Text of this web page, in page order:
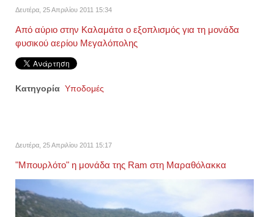
Δευτέρα, 25 Απριλίου 2011 15:34
Από αύριο στην Καλαμάτα ο εξοπλισμός για τη μονάδα
φυσικού αερίου Μεγαλόπολης
Κατηγορία Υποδομές
Δευτέρα, 25 Απριλίου 2011 15:17
"Μπουρλότο" η μονάδα της Ram στη Μαραθόλακκα